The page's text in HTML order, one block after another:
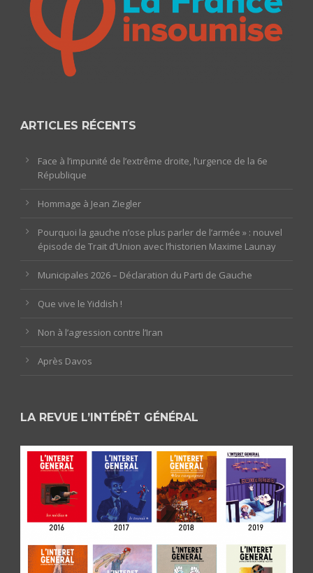
ARTICLES RÉCENTS
Face à l’impunité de l’extrême droite, l’urgence de la 6e
République
Hommage à Jean Ziegler
Pourquoi la gauche n’ose plus parler de l’armée » : nouvel
épisode de Trait d’Union avec l’historien Maxime Launay
Municipales 2026 – Déclaration du Parti de Gauche
Que vive le Yiddish !
Non à l’agression contre l’Iran
Après Davos
LA REVUE L’INTÉRÊT GÉNÉRAL